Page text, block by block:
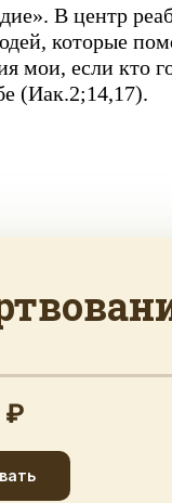
В центр
которые
мои, если кто
(Иак.2;14,17).
₽